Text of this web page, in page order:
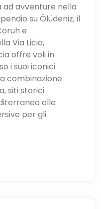
avventure nella
su Ölüdeniz, il
e
Via Licia,
offre voli in
i suoi iconici
combinazione
siti storici
alle
per gli